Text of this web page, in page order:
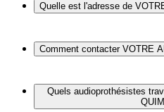
Quelle est l'adresse de
la France Libre, 29000
Comment contacter VOTRE
par téléphone au 02 29 40
Quels audioprothésistes